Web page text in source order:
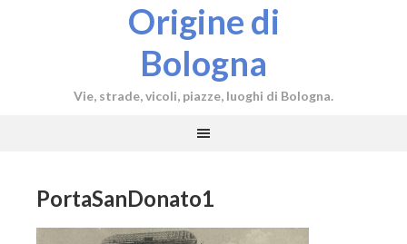
Origine di
Bologna
Vie, strade, vicoli, piazze, luoghi di Bologna.
PortaSanDonato1